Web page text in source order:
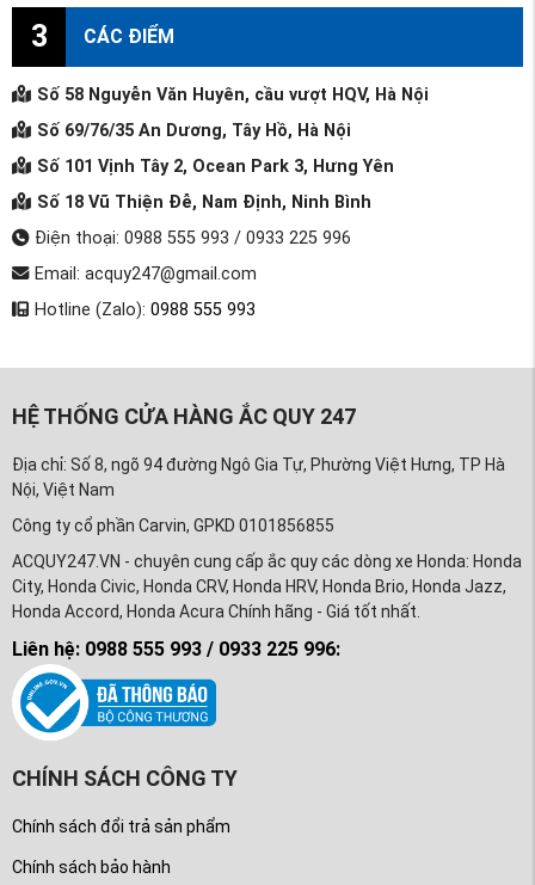
3 CÁC ĐIỂM
Số 58 Nguyễn Văn Huyên, cầu vượt HQV, Hà Nội
Số 69/76/35 An Dương, Tây Hồ, Hà Nội
Số 101 Vịnh Tây 2, Ocean Park 3, Hưng Yên
Số 18 Vũ Thiện Đễ, Nam Định, Ninh Bình
Điện thoại: 0988 555 993 / 0933 225 996
Email: acquy247@gmail.com
Hotline (Zalo): 0988 555 993
HỆ THỐNG CỬA HÀNG ẮC QUY 247
Địa chỉ: Số 8, ngõ 94 đường Ngô Gia Tự, Phường Việt Hưng, TP Hà
Nội, Việt Nam
Công ty cổ phần Carvin, GPKD 0101856855
ACQUY247.VN - chuyên cung cấp ắc quy các dòng xe Honda: Honda
City, Honda Civic, Honda CRV, Honda HRV, Honda Brio, Honda Jazz,
Honda Accord, Honda Acura Chính hãng - Giá tốt nhất.
Liên hệ: 0988 555 993 / 0933 225 996:
CHÍNH SÁCH CÔNG TY
Chính sách đổi trả sản phẩm
Chính sách bảo hành